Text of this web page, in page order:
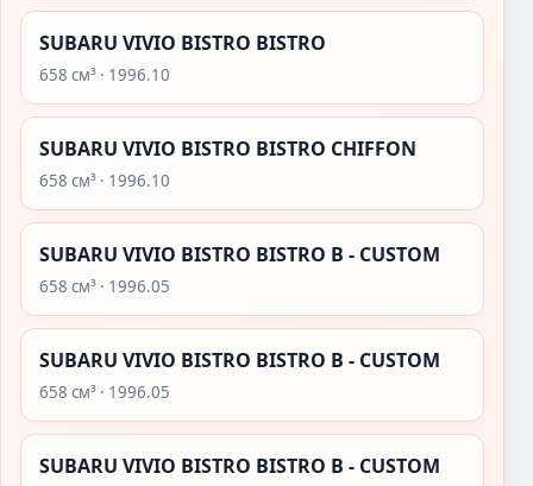
SUBARU VIVIO BISTRO BISTRO
658 см³ · 1996.10
SUBARU VIVIO BISTRO BISTRO CHIFFON
658 см³ · 1996.10
SUBARU VIVIO BISTRO BISTRO B - CUSTOM
658 см³ · 1996.05
SUBARU VIVIO BISTRO BISTRO B - CUSTOM
658 см³ · 1996.05
SUBARU VIVIO BISTRO BISTRO B - CUSTOM